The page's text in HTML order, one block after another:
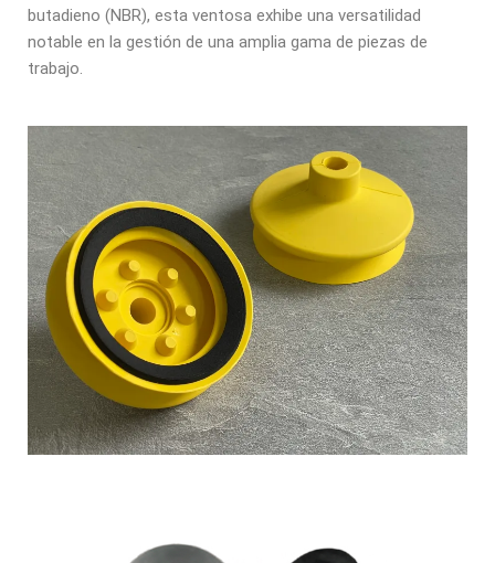
butadieno (NBR), esta ventosa exhibe una versatilidad
notable en la gestión de una amplia gama de piezas de
trabajo.